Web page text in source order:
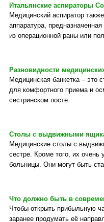
Итальянские аспираторы
Медицинский аспиратор
аппаратура,
из операционной раны или
Разновидности
Медицинская банкетка – это
для комфортного приема и
сестринском посте.
Столы с выдвижными
Медицинские столы с
сестре. Кроме того, их очень
больницы. Они могут быть
Что должно быть в
Чтобы открыть прибыльную
заранее продумать её